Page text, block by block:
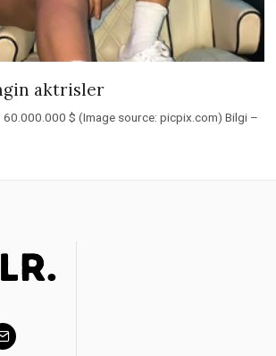
aktrisler
60.000.000 $ (Image source: picpix.com) Bilgi –